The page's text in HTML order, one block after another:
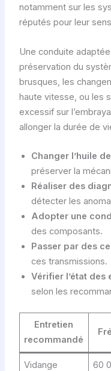
notamment sur les
réputés pour leur
Une conduite
préservation du
brusques, les
haute vitesse, ou les
excessif sur
allonger la durée de
Changer l’huile
préserver la
Réaliser des
détecter les
Adopter une
des composants.
Passer par des
ces transmissions.
Vérifier l’état
selon les
Entretien
recommandé
Vidange
60